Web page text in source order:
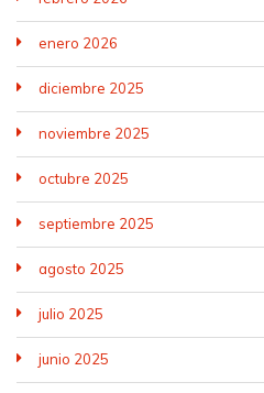
enero 2026
diciembre 2025
noviembre 2025
octubre 2025
septiembre 2025
agosto 2025
julio 2025
junio 2025